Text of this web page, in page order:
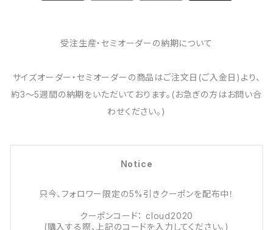
受注生産・セミオーダーの納期について
サイズオーダー・セミオーダーの商品はご注文日(ご入金日)より、
約3～5週間の納期をいただいております。(お急ぎの方はお問い合
わせください。)
Notice
只今、フォロワー限定の5%引きクーポンを配布中！
クーポンコード： cloud2020
(購入する際、上記のコードを入力してください。)